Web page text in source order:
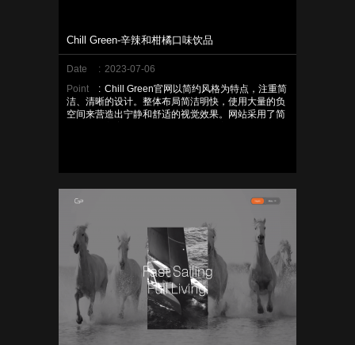
Chill Green-辛辣和柑橘口味饮品
Date : 2023-07-06
Point
: Chill Green官网以简约风格为特点，注重简
洁、清晰的设计。整体布局简洁明快，使用大量的负
空间来营造出宁静和舒适的视觉效果。网站采用了简